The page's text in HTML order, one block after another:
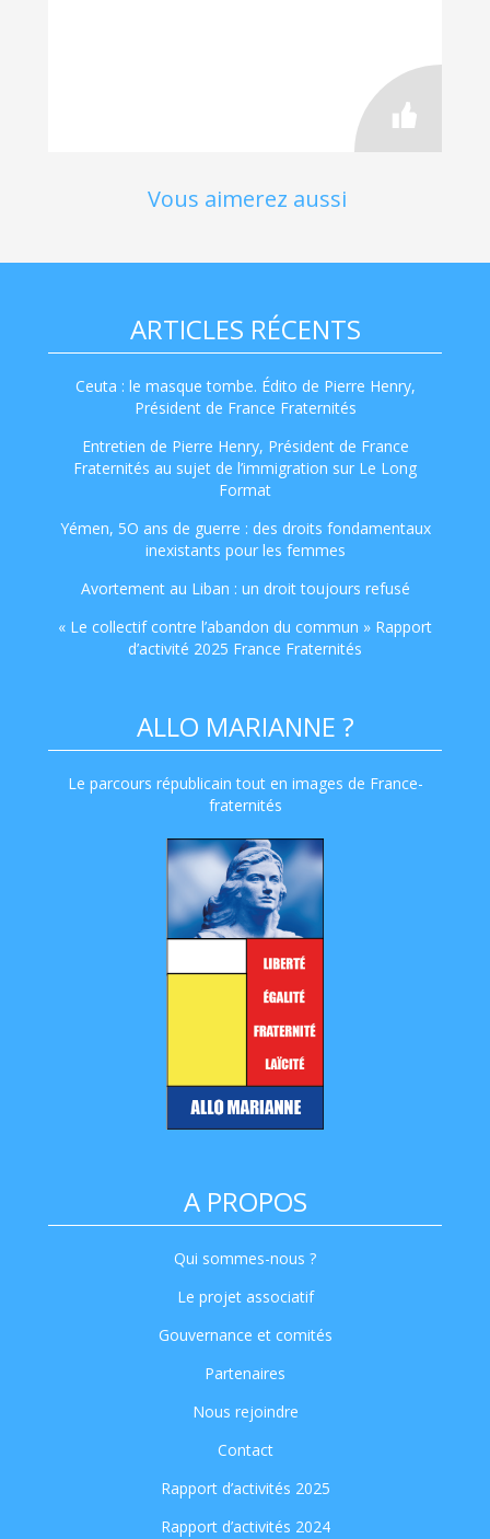
Vous aimerez aussi
ARTICLES RÉCENTS
Ceuta : le masque tombe. Édito de Pierre Henry,
Président de France Fraternités
Entretien de Pierre Henry, Président de France
Fraternités au sujet de l’immigration sur Le Long
Format
Yémen, 5O ans de guerre : des droits fondamentaux
inexistants pour les femmes
Avortement au Liban : un droit toujours refusé
« Le collectif contre l’abandon du commun » Rapport
d’activité 2025 France Fraternités
ALLO MARIANNE ?
Le parcours républicain tout en images de France-
fraternités
A PROPOS
Qui sommes-nous ?
Le projet associatif
Gouvernance et comités
Partenaires
Nous rejoindre
Contact
Rapport d’activités 2025
Rapport d’activités 2024